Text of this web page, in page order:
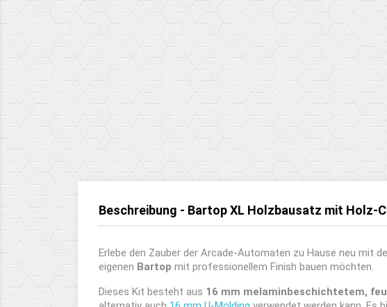
Beschreibung - Bartop XL Holzbausatz mit Holz-
Erlebe den Zauber der Arcade-Automaten zu Hause neu mit
eigenen Bartop mit professionellem Finish bauen möchten.
Dieses Kit besteht aus 16 mm melaminbeschichtetem,